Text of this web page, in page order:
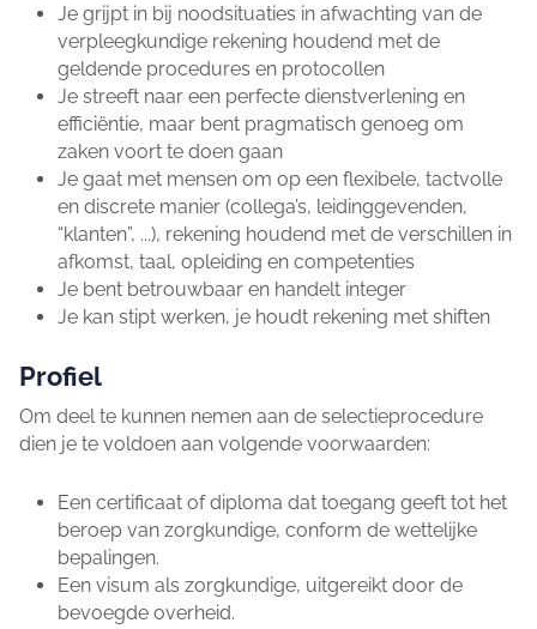
Je grijpt in bij noodsituaties in afwachting van de
verpleegkundige rekening houdend met de
geldende procedures en protocollen
Je streeft naar een perfecte dienstverlening en
efficiëntie, maar bent pragmatisch genoeg om
zaken voort te doen gaan
Je gaat met mensen om op een flexibele, tactvolle
en discrete manier (collega’s, leidinggevenden,
“klanten”, ...), rekening houdend met de verschillen in
afkomst, taal, opleiding en competenties
Je bent betrouwbaar en handelt integer
Je kan stipt werken, je houdt rekening met shiften
Profiel
Om deel te kunnen nemen aan de selectieprocedure
dien je te voldoen aan volgende voorwaarden:
Een certificaat of diploma dat toegang geeft tot het
beroep van zorgkundige, conform de wettelijke
bepalingen.
Een visum als zorgkundige, uitgereikt door de
bevoegde overheid.